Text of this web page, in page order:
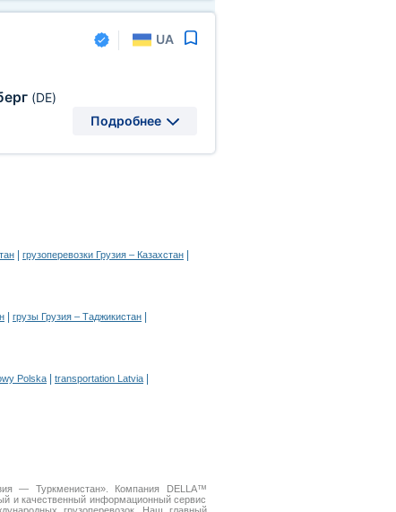
UA
(DE)
Подробнее
грузоперевозки Грузия – Казахстан
грузы Грузия – Таджикистан
Polska transportation Latvia
— Туркменистан». Компания DELLA™
и качественный информационный сервис